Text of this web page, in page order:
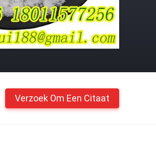
Verzoek Om Een Citaat